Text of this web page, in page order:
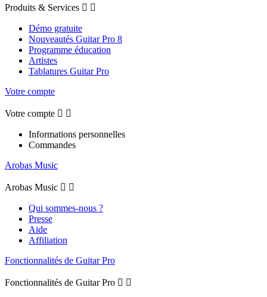
Produits & Services  
Démo gratuite
Nouveautés Guitar Pro 8
Programme éducation
Artistes
Tablatures Guitar Pro
Votre compte
Votre compte  
Informations personnelles
Commandes
Arobas Music
Arobas Music  
Qui sommes-nous ?
Presse
Aide
Affiliation
Fonctionnalités de Guitar Pro
Fonctionnalités de Guitar Pro  